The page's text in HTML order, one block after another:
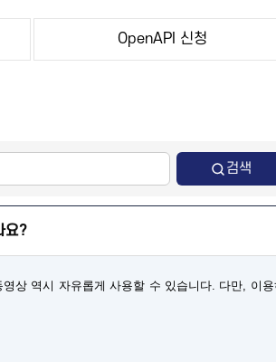
OpenAPI 신청
검색
요?
상 역시 자유롭게 사용할 수 있습니다. 다만, 이